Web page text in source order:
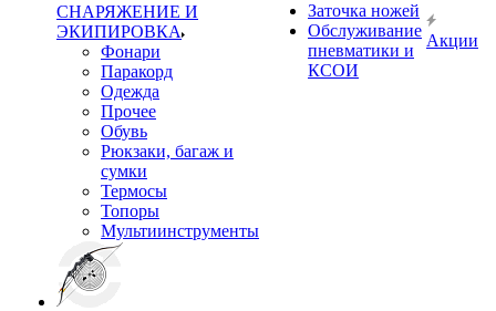
СНАРЯЖЕНИЕ И
ЭКИПИРОВКА
Фонари
Паракорд
Одежда
Прочее
Обувь
Рюкзаки, багаж и
сумки
Термосы
Топоры
Мультиинструменты
Заточка ножей
Обслуживание
пневматики и
КСОИ
Акции